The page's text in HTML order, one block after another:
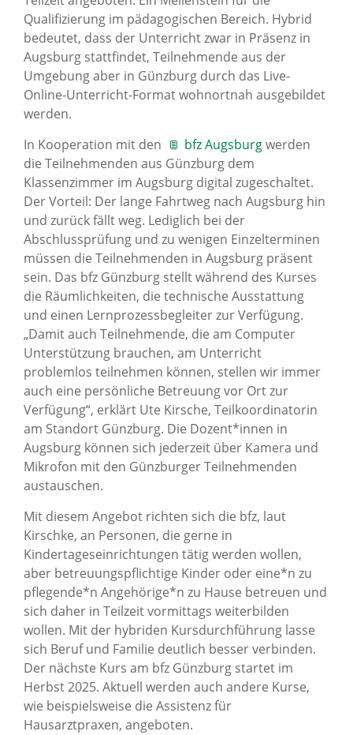
Qualifizierung im pädagogischen Bereich. Hybrid
bedeutet, dass der Unterricht zwar in Präsenz in
Augsburg stattfindet, Teilnehmende aus der
Umgebung aber in Günzburg durch das Live-
Online-Unterricht-Format wohnortnah ausgebildet
werden.
In Kooperation mit den
bfz Augsburgwerden
die Teilnehmenden aus Günzburg dem
Klassenzimmer im Augsburg digital zugeschaltet.
Der Vorteil: Der lange Fahrtweg nach Augsburg hin
und zurück fällt weg. Lediglich bei der
Abschlussprüfung und zu wenigen Einzelterminen
müssen die Teilnehmenden in Augsburg präsent
sein. Das bfz Günzburg stellt während des Kurses
die Räumlichkeiten, die technische Ausstattung
und einen Lernprozessbegleiter zur Verfügung.
„Damit auch Teilnehmende, die am Computer
Unterstützung brauchen, am Unterricht
problemlos teilnehmen können, stellen wir immer
auch eine persönliche Betreuung vor Ort zur
Verfügung“, erklärt Ute Kirsche, Teilkoordinatorin
am Standort Günzburg. Die Dozent*innen in
Augsburg können sich jederzeit über Kamera und
Mikrofon mit den Günzburger Teilnehmenden
austauschen.
Mit diesem Angebot richten sich die bfz, laut
Kirschke, an Personen, die gerne in
Kindertageseinrichtungen tätig werden wollen,
aber betreuungspflichtige Kinder oder eine*n zu
pflegende*n Angehörige*n zu Hause betreuen und
sich daher in Teilzeit vormittags weiterbilden
wollen. Mit der hybriden Kursdurchführung lasse
sich Beruf und Familie deutlich besser verbinden.
Der nächste Kurs am bfz Günzburg startet im
Herbst 2025. Aktuell werden auch andere Kurse,
wie beispielsweise die Assistenz für
Hausarztpraxen, angeboten.